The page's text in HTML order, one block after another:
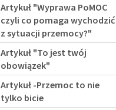
Artykuł "Wyprawa PoMOC
czyli co pomaga wychodzić
z sytuacji przemocy?"
Artykuł "To jest twój
obowiązek"
Artykuł -Przemoc to nie
tylko bicie